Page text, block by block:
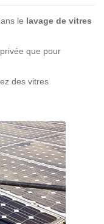
le lavage de vitres
que pour
des vitres